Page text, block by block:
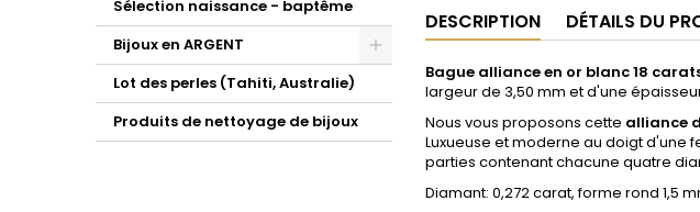
Sélection naissance - baptême
Bijoux en ARGENT
Lot des perles (Tahiti, Australie)
Produits de nettoyage de bijoux
DESCRIPTION DÉTAILS DU
Bague alliance en or blanc 18
largeur de 3,50 mm et d'une
Nous vous proposons cette alliance
Luxueuse et moderne au doigt d'une
parties contenant chacune quatre
Diamant: 0,272 carat, forme rond 1,5